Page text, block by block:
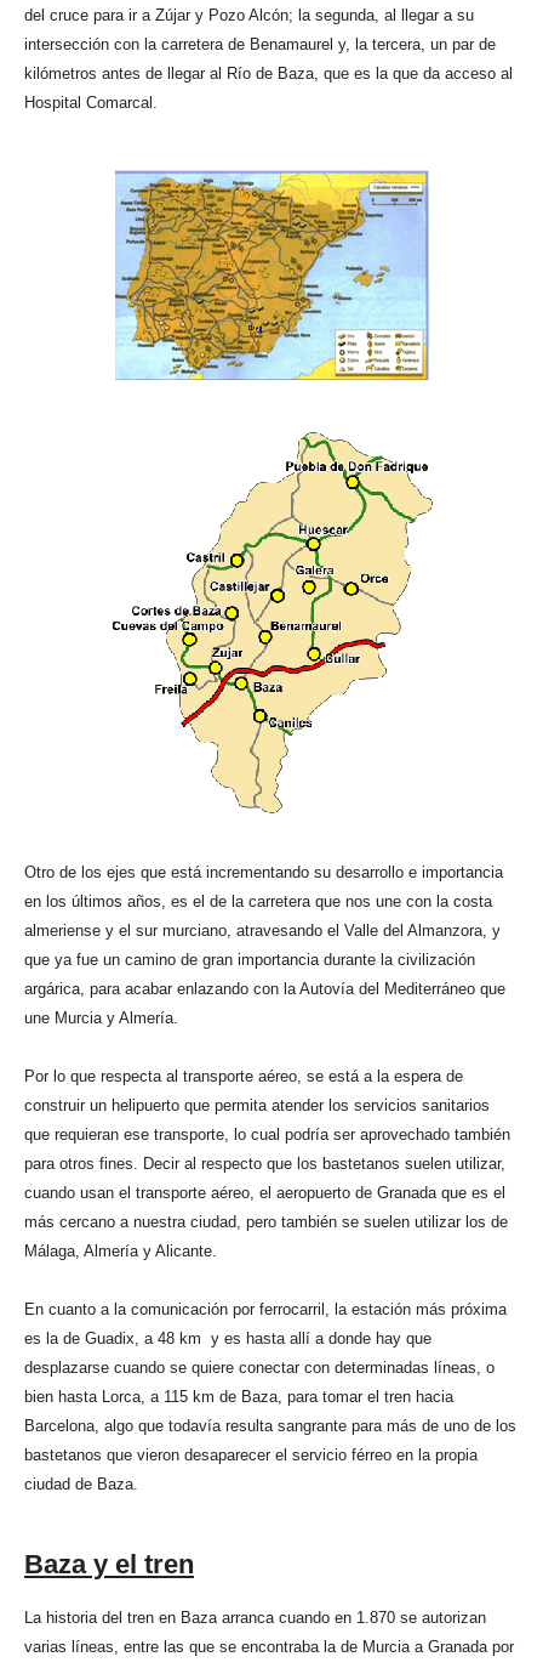
del cruce para ir a Zújar y Pozo Alcón; la segunda, al llegar a su
intersección con la carretera de Benamaurel y, la tercera, un par de
kilómetros antes de llegar al Río de Baza, que es la que da acceso al
Hospital Comarcal.
Otro de los ejes que está incrementando su desarrollo e importancia
en los últimos años, es el de la carretera que nos une con la costa
almeriense y el sur murciano, atravesando el Valle del Almanzora, y
que ya fue un camino de gran importancia durante la civilización
argárica, para acabar enlazando con la Autovía del Mediterráneo que
une Murcia y Almería.
Por lo que respecta al transporte aéreo, se está a la espera de
construir un helipuerto que permita atender los servicios sanitarios
que requieran ese transporte, lo cual podría ser aprovechado también
para otros fines. Decir al respecto que los bastetanos suelen utilizar,
cuando usan el transporte aéreo, el aeropuerto de Granada que es el
más cercano a nuestra ciudad, pero también se suelen utilizar los de
Málaga, Almería y Alicante.
En cuanto a la comunicación por ferrocarril, la estación más próxima
es la de Guadix, a 48 km y es hasta allí a donde hay que
desplazarse cuando se quiere conectar con determinadas líneas, o
bien hasta Lorca, a 115 km de Baza, para tomar el tren hacia
Barcelona, algo que todavía resulta sangrante para más de uno de los
bastetanos que vieron desaparecer el servicio férreo en la propia
ciudad de Baza.
Baza y el tren
La historia del tren en Baza arranca cuando en 1.870 se autorizan
varias líneas, entre las que se encontraba la de Murcia a Granada por